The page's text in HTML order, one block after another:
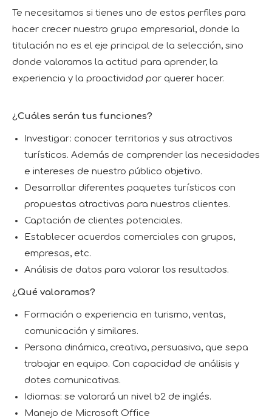
Te necesitamos si tienes uno de estos perfiles para
hacer crecer nuestro grupo empresarial, donde la
titulación no es el eje principal de la selección, sino
donde valoramos la actitud para aprender, la
experiencia y la proactividad por querer hacer.
¿Cuáles serán tus funciones?
Investigar: conocer territorios y sus atractivos
turísticos. Además de comprender las necesidades
e intereses de nuestro público objetivo.
Desarrollar diferentes paquetes turísticos con
propuestas atractivas para nuestros clientes.
Captación de clientes potenciales.
Establecer acuerdos comerciales con grupos,
empresas, etc.
Análisis de datos para valorar los resultados.
¿Qué valoramos?
Formación o experiencia en turismo, ventas,
comunicación y similares.
Persona dinámica, creativa, persuasiva, que sepa
trabajar en equipo. Con capacidad de análisis y
dotes comunicativas.
Idiomas: se valorará un nivel b2 de inglés.
Manejo de Microsoft Office